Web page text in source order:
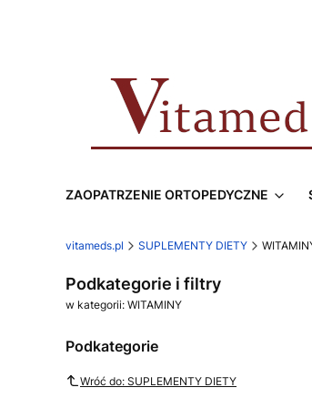
ZAOPATRZENIE ORTOPEDYCZNE
vitameds.pl SUPLEMENTY DIETY
Podkategorie i filtry
w kategorii: WITAMINY
Podkategorie
Wróć do: SUPLEMENTY DIETY